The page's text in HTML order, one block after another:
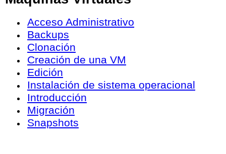
Acceso Administrativo
Backups
Clonación
Creación de una VM
Edición
Instalación de sistema operacional
Introducción
Migración
Snapshots